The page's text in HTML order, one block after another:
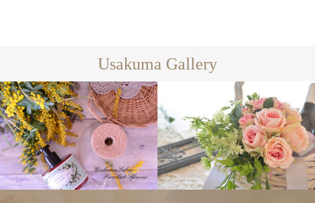
Usakuma Gallery